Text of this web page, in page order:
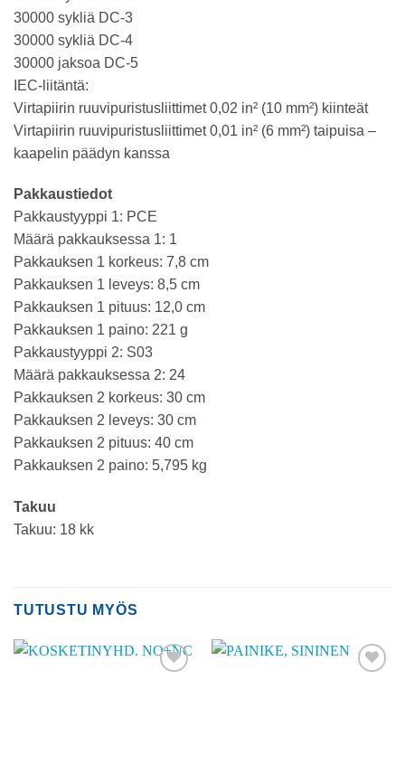
30000 sykliä DC-3
30000 sykliä DC-4
30000 jaksoa DC-5
IEC-liitäntä:
Virtapiirin ruuvipuristusliittimet 0,02 in² (10 mm²) kiinteät
Virtapiirin ruuvipuristusliittimet 0,01 in² (6 mm²) taipuisa –
kaapelin päädyn kanssa
Pakkaustiedot
Pakkaustyyppi 1: PCE
Määrä pakkauksessa 1: 1
Pakkauksen 1 korkeus: 7,8 cm
Pakkauksen 1 leveys: 8,5 cm
Pakkauksen 1 pituus: 12,0 cm
Pakkauksen 1 paino: 221 g
Pakkaustyyppi 2: S03
Määrä pakkauksessa 2: 24
Pakkauksen 2 korkeus: 30 cm
Pakkauksen 2 leveys: 30 cm
Pakkauksen 2 pituus: 40 cm
Pakkauksen 2 paino: 5,795 kg
Takuu
Takuu: 18 kk
TUTUSTU MYÖS